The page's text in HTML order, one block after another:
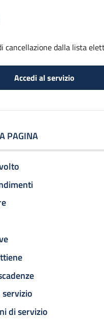
cancellazione dalla lista
Accedi al servizio
PAGINA
servizio
di servizio